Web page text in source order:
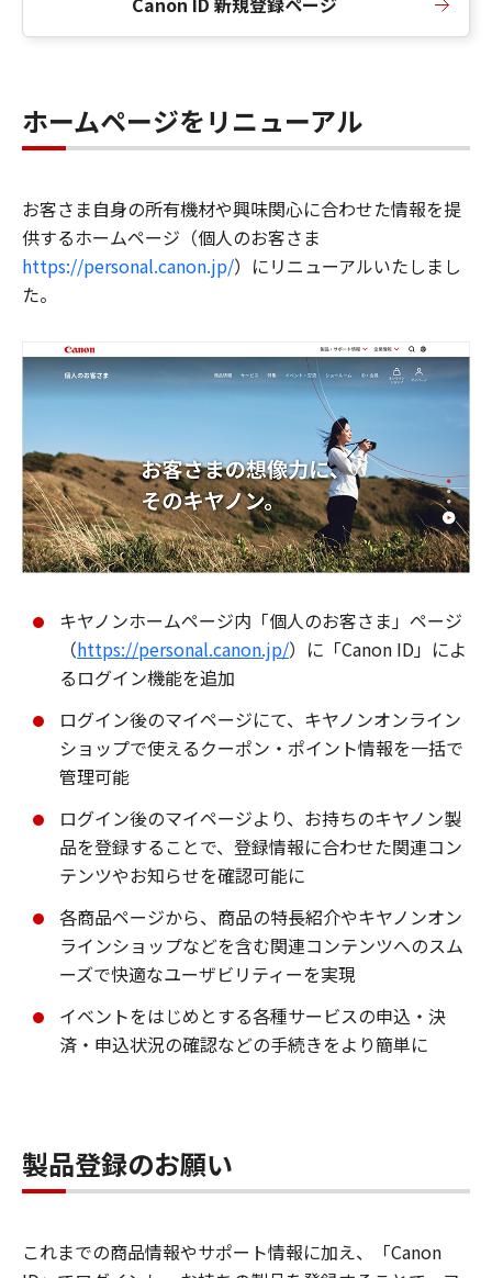
ホームページをリニューアル
お客さま自身の所有機材や興味関心に合わせた情報を提
供するホームページ（個人のお客さま
https://personal.canon.jp/）にリニューアルいたしまし
た。
キヤノンホームページ内「個人のお客さま」ページ
（https://personal.canon.jp/）に「Canon ID」によ
るログイン機能を追加
ログイン後のマイページにて、キヤノンオンライン
ショップで使えるクーポン・ポイント情報を一括で
管理可能
ログイン後のマイページより、お持ちのキヤノン製
品を登録することで、登録情報に合わせた関連コン
テンツやお知らせを確認可能に
各商品ページから、商品の特長紹介やキヤノンオン
ラインショップなどを含む関連コンテンツへのスム
ーズで快適なユーザビリティーを実現
イベントをはじめとする各種サービスの申込・決
済・申込状況の確認などの手続きをより簡単に
製品登録のお願い
これまでの商品情報やサポート情報に加え、「Canon